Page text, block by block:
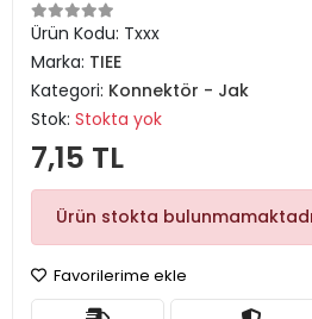
Ürün Kodu: Txxx
Marka: TIEE
Kategori: Konnektör - Jak
Stok: Stokta yok
7,15 TL
Ürün stokta
Favorilerime ekle